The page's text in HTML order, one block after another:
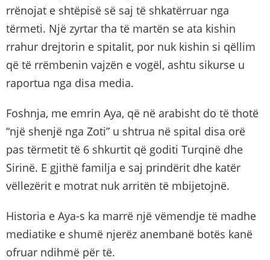
rrënojat e shtëpisë së saj të shkatërruar nga
tërmeti. Një zyrtar tha të martën se ata kishin
rrahur drejtorin e spitalit, por nuk kishin si qëllim
që të rrëmbenin vajzën e vogël, ashtu sikurse u
raportua nga disa media.
Foshnja, me emrin Aya, që në arabisht do të thotë
“një shenjë nga Zoti” u shtrua në spital disa orë
pas tërmetit të 6 shkurtit që goditi Turqinë dhe
Sirinë. E gjithë familja e saj prindërit dhe katër
vëllezërit e motrat nuk arritën të mbijetojnë.
Historia e Aya-s ka marrë një vëmendje të madhe
mediatike e shumë njerëz anembanë botës kanë
ofruar ndihmë për të.